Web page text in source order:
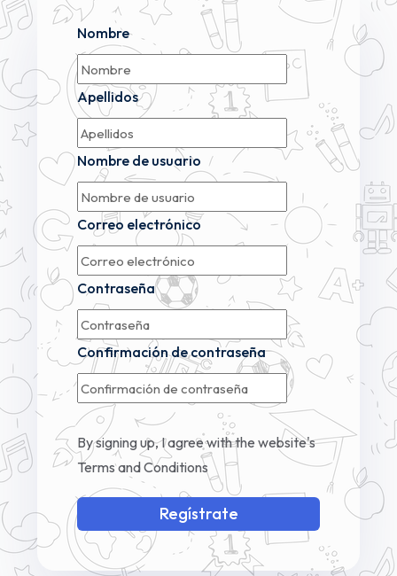
Nombre
Apellidos
Nombre de usuario
Correo electrónico
Contraseña
Confirmación de contraseña
By signing up, I agree with the website's
Terms and Conditions
Regístrate